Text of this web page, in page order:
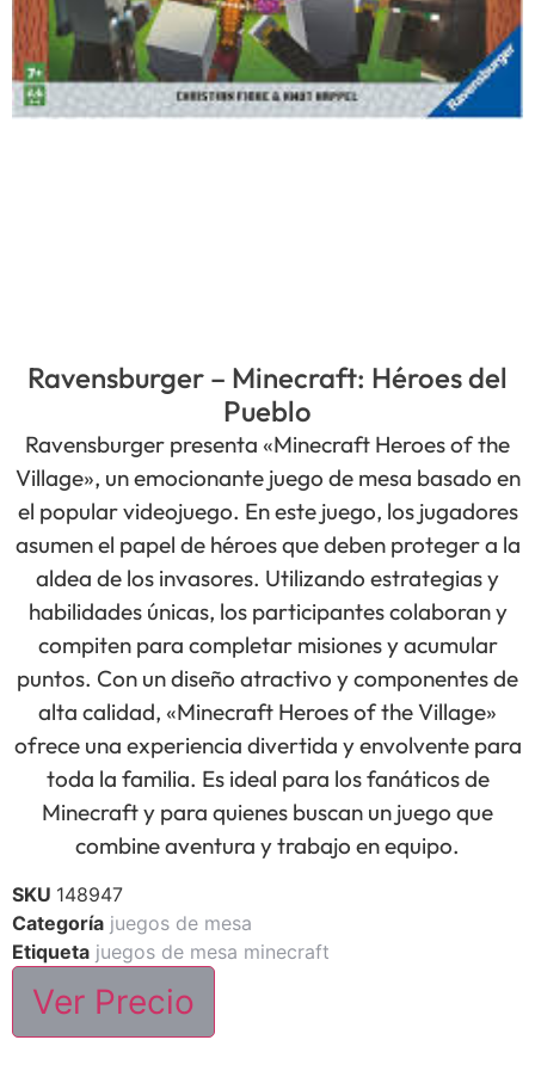
Ravensburger – Minecraft: Héroes del
Pueblo
Ravensburger presenta «Minecraft Heroes of the
Village», un emocionante juego de mesa basado en
el popular videojuego. En este juego, los jugadores
asumen el papel de héroes que deben proteger a la
aldea de los invasores. Utilizando estrategias y
habilidades únicas, los participantes colaboran y
compiten para completar misiones y acumular
puntos. Con un diseño atractivo y componentes de
alta calidad, «Minecraft Heroes of the Village»
ofrece una experiencia divertida y envolvente para
toda la familia. Es ideal para los fanáticos de
Minecraft y para quienes buscan un juego que
combine aventura y trabajo en equipo.
SKU 148947
Categoría juegos de mesa
Etiqueta juegos de mesa minecraft
Ver Precio